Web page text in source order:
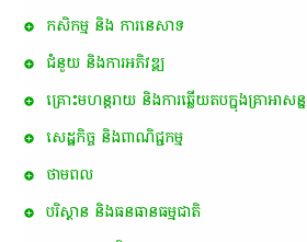
កសិកម្ម​ និង​ ការ​នេ​សាទ​
ជំនួយ និងការអភិវឌ្ឍ
គ្រោះមហន្តរាយ និងការឆ្លើយតបក្នុងគ្រាអាសន្ន
សេដ្ឋកិច្ច និងពាណិជ្ជកម្ម
ថាមពល
បរិស្ថាន និងធនធានធម្មជាតិ